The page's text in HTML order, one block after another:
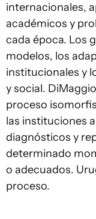
internacionales,
académicos y
cada época. Los
modelos, los
institucionales y
y social.
proceso
las instituciones
diagnósticos y
determinado
o adecuados.
proceso.